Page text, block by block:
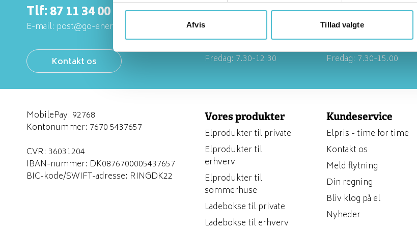
Afvis Tillad valgte
Tlf:87 11 34 00
E-mail: post@go-energi.dk
Kontakt os
Personlig betjening:
Mandag-torsdag: 7.30-
Fredag: 7.30-12.30
Personlig betjening:
Mandag-torsdag: 7.30-
Fredag: 7.30-15.00
MobilePay: 92768
Kontonummer: 7670 5437657
CVR: 36031204
IBAN-nummer: DK0876700005437657
BIC-kode/SWIFT-adresse: RINGDK22
Vores produkter
Elprodukter til private
Elprodukter til
erhverv
Elprodukter til
sommerhuse
Ladebokse til private
Ladebokse til erhverv
Kundeservice
Elpris - time for time
Kontakt os
Meld flytning
Din regning
Bliv klog på el
Nyheder